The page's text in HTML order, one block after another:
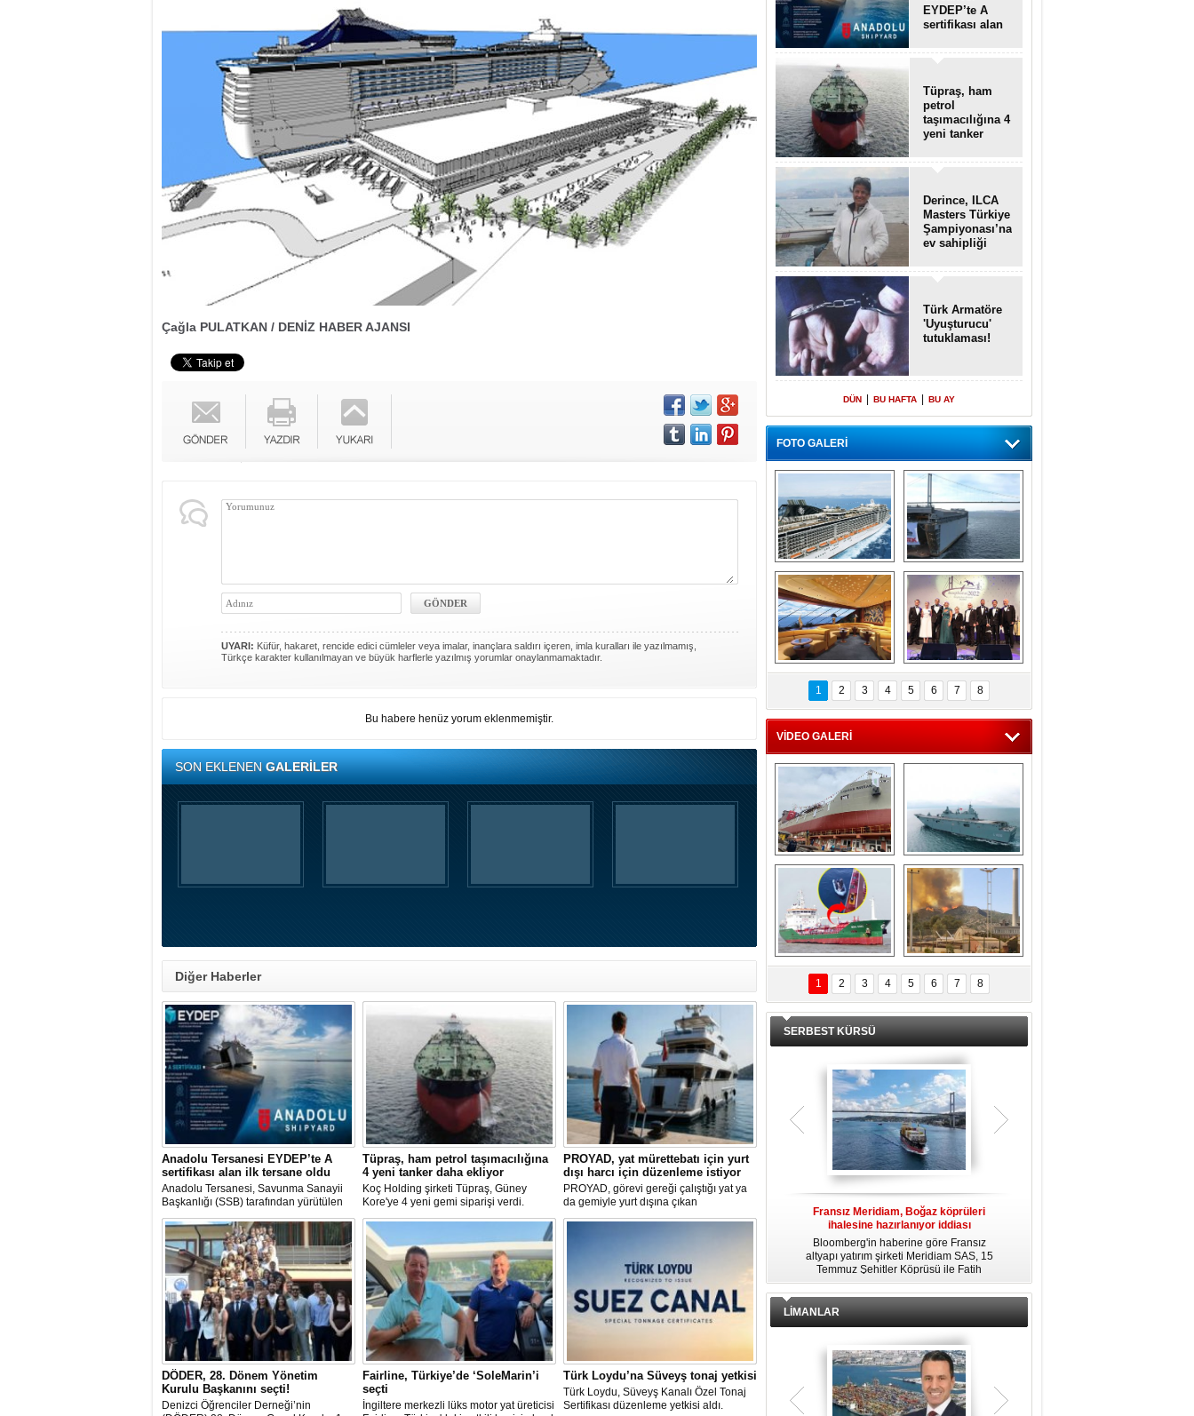
Çağla PULATKAN / DENİZ HABER AJANSI
UYARI: Küfür, hakaret, rencide edici cümleler veya imalar, inançlara saldırı içeren, imla kuralları ile yazılmamış,
Türkçe karakter kullanılmayan ve büyük harflerle yazılmış yorumlar onaylanmamaktadır.
Bu habere henüz yorum eklenmemiştir.
SON EKLENENGALERİLER
Diğer Haberler
Anadolu Tersanesi EYDEP’te A
sertifikası alan ilk tersane oldu
Anadolu Tersanesi, Savunma Sanayii
Başkanlığı (SSB) tarafından yürütülen
Endüstriyel Yetkinlik Değerlendirme ve
Destekleme Programı
(EYDEP)kapsamında, A Sertifikası
almaya hak kazanan ilk tersane oldu.
Tüpraş, ham petrol taşımacılığına
4 yeni tanker daha ekliyor
Koç Holding şirketi Tüpraş, Güney
Kore'ye 4 yeni gemi siparişi verdi.
Toplam yatırım tutarı 370 milyon doları
aşan, her biri yaklaşık 157.000 DWT
taşıma kapasitesine sahip tankerlerin
2029 yılı içerisinde teslim alınması
planlanıyor.
PROYAD, yat mürettebatı için yurt
dışı harcı için düzenleme istiyor
PROYAD, görevi gereği çalıştığı yat ya
da gemiyle yurt dışına çıkan
gemiadamlarının yurt dışı çıkış
DÖDER, 28. Dönem Yönetim
Kurulu Başkanını seçti!
Denizci Öğrenciler Derneği’nin
Fairline, Türkiye’de ‘SoleMarin’i
seçti
İngiltere merkezli lüks motor yat üreticisi
Türk Loydu’na Süveyş tonaj yetkisi
Türk Loydu, Süveyş Kanalı Özel Tonaj
Sertifikası düzenleme yetkisi aldı.
EYDEP’te A
sertifikası alan
Tüpraş, ham
petrol
taşımacılığına 4
yeni tanker
Derince, ILCA
Masters Türkiye
Şampiyonası’na
ev sahipliği
Türk Armatöre
'Uyuşturucu'
tutuklaması!
DÜN BU HAFTA BU AY
FOTO GALERİ
“Gemi içinde gemi”
konsepti ile MSC
Splendida
Dünyada tek!
Denizaltı yüzer
havuzu intikal
seyrine başladı
MSC'den 55 milyon
euroluk turizm geliri
müjdesi
5. Bosphorus Ship
Brokers Dinner,
İstanbul’da yapıldı
1 2 3 4 5 6 7 8
VİDEO GALERİ
Çeksan Tersanesi,
Başaran Bayrak
tankerini suya
indirdi
TCG Anadolu,
tersane teknik
seyrini tamamladı
Göçmenlerin
imdadına Türk
sahipli MINA DENIZ
yetişti
Milas’taki yangın
yeniden termik
santrallere doğru
ilerliyor
1 2 3 4 5 6 7 8
SERBEST KÜRSÜ
Fransız Meridiam, Boğaz köprüleri
ihalesine hazırlanıyor iddiası
Bloomberg'in haberine göre Fransız
altyapı yatırım şirketi Meridiam SAS, 15
Temmuz Şehitler Köprüsü ile Fatih
Sultan Mehmet Köprüsü'nün
özelleştirilmesine yönelik ihaleyle
zamanda kendi yat limanı, helikopter
pisti ve seçkin villaları da içeren koca
LİMANLAR